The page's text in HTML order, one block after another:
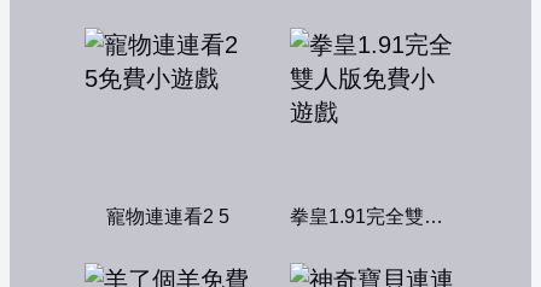
寵物連連看2 5 拳皇1.91完全雙人版